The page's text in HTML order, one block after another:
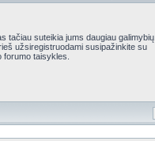
tačiau suteikia jums daugiau galimybių.
užsiregistruodami susipažinkite su
taisykles.